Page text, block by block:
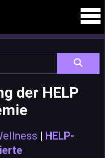
der HELP
| HELP-